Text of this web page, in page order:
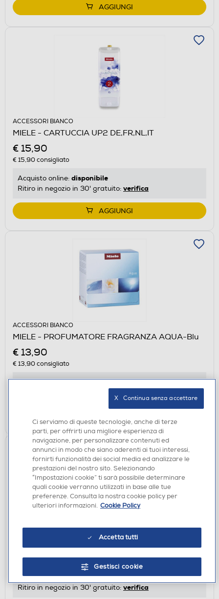
AGGIUNGI
ACCESSORI BIANCO
MIELE - CARTUCCIA UP2 DE,FR,NL,IT
€ 15,90
€ 15,90consigliato
Acquisto online: disponibile
Ritiro in negozio in 30' gratuito: verifica
AGGIUNGI
ACCESSORI BIANCO
MIELE - PROFUMATORE FRAGRANZA AQUA-Blu
€ 13,90
€ 13,90consigliato
Acquisto online:disponibile
ACCESSORI BIANCO
MIELE - Detersivo liquido ULTRA COLOR 1,5lt
€ 17,90
Acquisto online:disponibile
Ritiro in negozio in 30' gratuito: verifica
Ci serviamo di queste tecnologie, anche di terze
parti, per offrirti una migliore esperienza di
navigazione, per personalizzare contenuti ed
annunci in modo che siano aderenti ai tuoi interessi,
fornirti funzionalità dei social media ed analizzare le
prestazioni del nostro sito. Selezionando
“Impostazioni cookie” ti sarà possibile determinare
quali cookie verranno utilizzati in base alle tue
preferenze. Consulta la nostra cookie policy per
ulteriori informazioni. Cookie Policy
Accetta tutti
Gestisci cookie
X   Continua senza accettare